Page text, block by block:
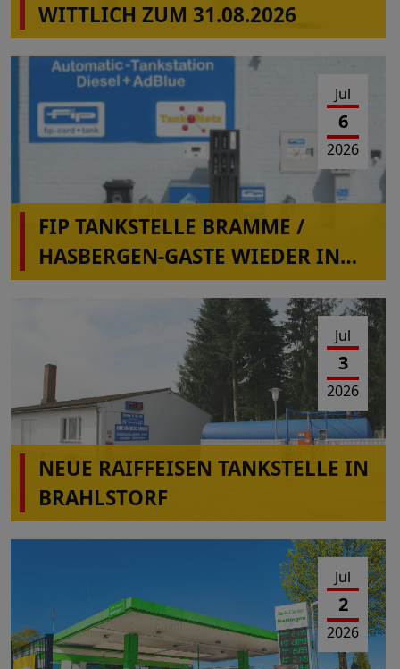
WITTLICH ZUM 31.08.2026
Jul
6
2026
FIP TANKSTELLE BRAMME /
HASBERGEN-GASTE WIEDER IN
BETRIEB
Jul
3
2026
NEUE RAIFFEISEN TANKSTELLE IN
BRAHLSTORF
Jul
2
2026